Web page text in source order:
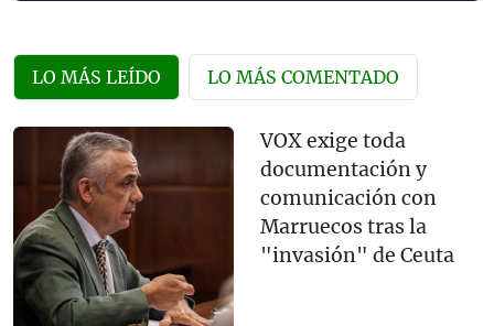
LO MÁS LEÍDO LO MÁS COMENTADO
VOX exige toda
documentación y
comunicación con
Marruecos tras la
"invasión" de Ceuta